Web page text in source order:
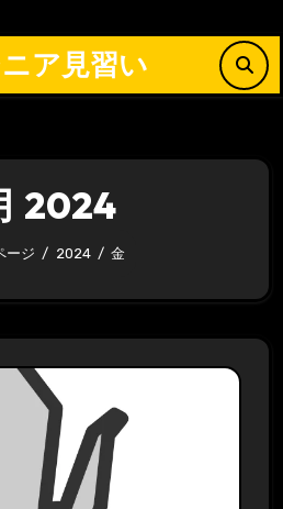
ア見習い
2024
ージ 2024 金